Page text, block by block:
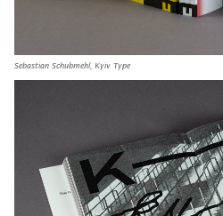
Sebastian Schubmehl, Kyiv Type